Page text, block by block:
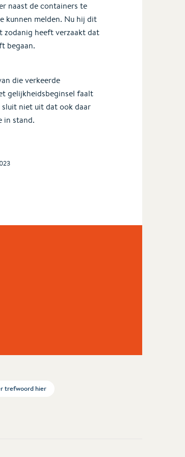
naast de containers te
kunnen melden. Nu hij dit
zodanig heeft verzaakt dat
begaan.
die verkeerde
gelijkheidsbeginsel faalt
niet uit dat ook daar
in stand.
trefwoord hier